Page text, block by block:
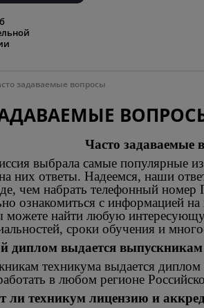
задаваемые вопросы
Часто задаваемые
выбрала самые популярные
них ответы. Надеемся, наши
чем набрать телефонный
ознакомиться с информацией
можете найти любую
сроки обучения и
диплом выдается
техникума выдается диплом
в любом регионе
ли техникум лицензию и